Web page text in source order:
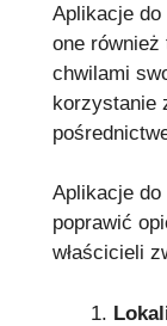
Aplikacje
one
chwilami
korzystanie
Aplikacje
poprawić
właścicieli